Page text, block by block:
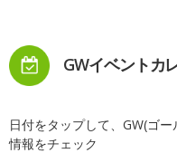
GWイベントカ
日付をタップして、GW(ゴ
情報をチェック